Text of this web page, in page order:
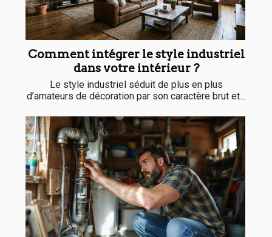
Comment intégrer le style industriel
dans votre intérieur ?
Le style industriel séduit de plus en plus
d’amateurs de décoration par son caractère brut et...